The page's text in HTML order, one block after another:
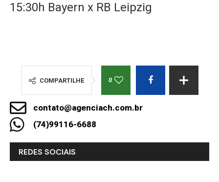
15:30h Bayern x RB Leipzig
COMPARTILHE 0
contato@agenciach.com.br
(74)99116-6688
REDES SOCIAIS